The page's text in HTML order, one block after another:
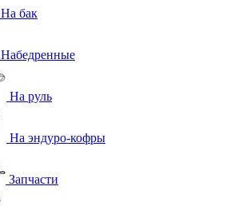
На бак
Набедренные
На руль
На эндуро-кофры
Запчасти